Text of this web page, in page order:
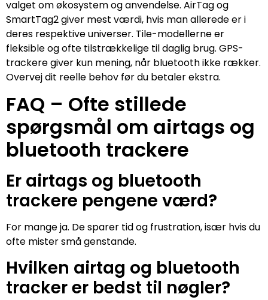
valget om økosystem og anvendelse. AirTag og
SmartTag2 giver mest værdi, hvis man allerede er i
deres respektive universer. Tile-modellerne er
fleksible og ofte tilstrækkelige til daglig brug. GPS-
trackere giver kun mening, når bluetooth ikke rækker.
Overvej dit reelle behov før du betaler ekstra.
FAQ – Ofte stillede
spørgsmål om airtags og
bluetooth trackere
Er airtags og bluetooth
trackere pengene værd?
For mange ja. De sparer tid og frustration, især hvis du
ofte mister små genstande.
Hvilken airtag og bluetooth
tracker er bedst til nøgler?